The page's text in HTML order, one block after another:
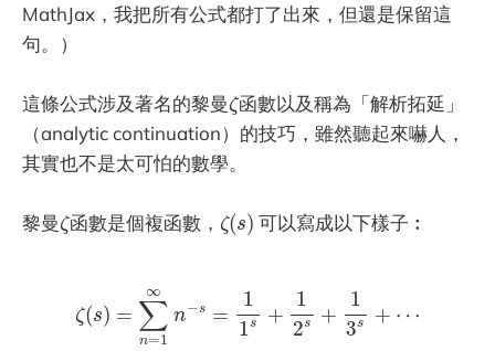
MathJax，我把所有公式都打了出來，但還是保留這
句。）
這條公式涉及著名的黎曼ζ
ζ函數以及稱為「解析拓延」
（analytic continuation）的技巧，雖然聽起來嚇人，
其實也不是太可怕的數學。
黎曼ζ
ζ函數是個複函數， ζ(s)
ζ(s) 可以寫成以下樣子︰
ζ(s) =
∞
∑
n=1
n−s =
1
1s +
1
2s +
1
3s + ⋯
n= =1 1 1